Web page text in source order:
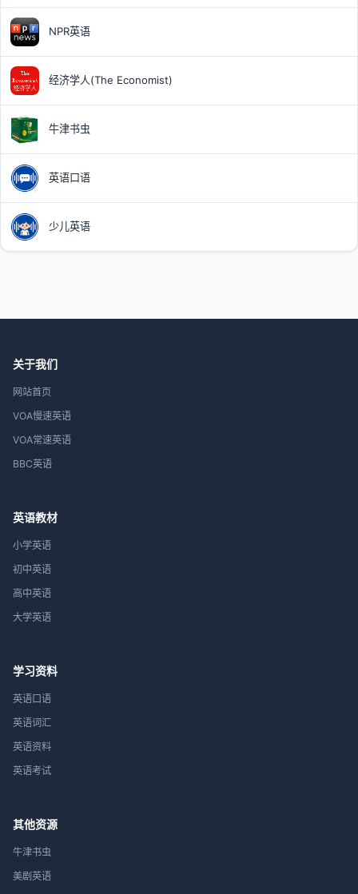
NPR英语
经济学人(The Economist)
牛津书虫
英语口语
少儿英语
关于我们
网站首页
VOA慢速英语
VOA常速英语
BBC英语
英语教材
小学英语
初中英语
高中英语
大学英语
学习资料
英语口语
英语词汇
英语资料
英语考试
其他资源
牛津书虫
美剧英语